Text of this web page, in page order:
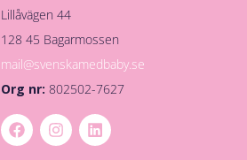
Lillåvägen 44
128 45 Bagarmossen
mail@svenskamedbaby.se
Org nr: 802502-7627